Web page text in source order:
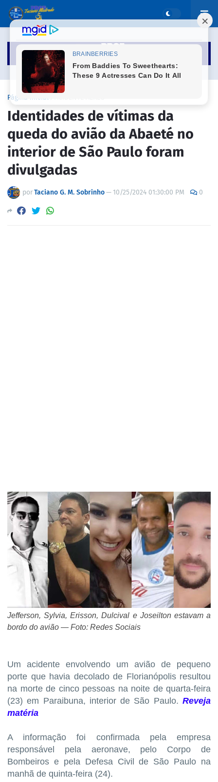
Página inicial
Identidades de vítimas da
queda do avião da Abaeté no
interior de São Paulo foram
divulgadas
porTaciano G. M. Sobrinho— 10/25/2024 01:30:00 PM 0
Jefferson, Sylvia, Erisson, Dulcival e Joseilton estavam a
bordo do avião — Foto: Redes Sociais
Um acidente envolvendo um avião de pequeno
porte que havia decolado de Florianópolis resultou
na morte de cinco pessoas na noite de quarta-feira
(23) em Paraibuna, interior de São Paulo. Reveja
matéria
A informação foi confirmada pela empresa
responsável pela aeronave, pelo Corpo de
Bombeiros e pela Defesa Civil de São Paulo na
manhã de quinta-feira (24).